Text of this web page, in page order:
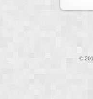
©